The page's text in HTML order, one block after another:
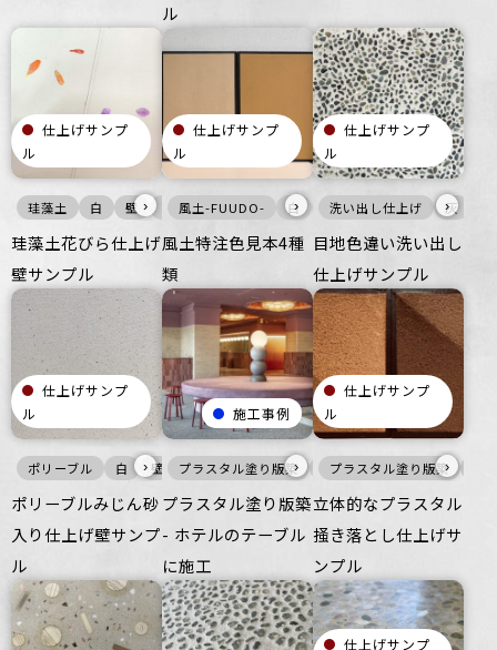
ル
仕上げサンプ
ル
珪藻土 白 壁 ざらざら 住空間 商業空間 宿泊施設 ビル・
›
珪藻土花びら仕上げ
壁サンプル
仕上げサンプ
ル
風土-FUUDO- 白 暖色 壁 床 ざらざら
›
風土特注色見本4種
類
仕上げサンプ
ル
洗い出し仕上げ 灰
›
目地色違い洗い出し
仕上げサンプル
仕上げサンプ
ル
ポリーブル 白 壁 ざらざら オフィス 住空間 商業空間
›
ポリーブルみじん砂
入り仕上げ壁サンプ
ル
施工事例
プラスタル塗り版築 赤 インテリア 家具・
›
プラスタル塗り版築
- ホテルのテーブル
に施工
仕上げサンプ
ル
プラスタル塗り版築›
立体的なプラスタル
掻き落とし仕上げサ
ンプル
仕上げサンプ